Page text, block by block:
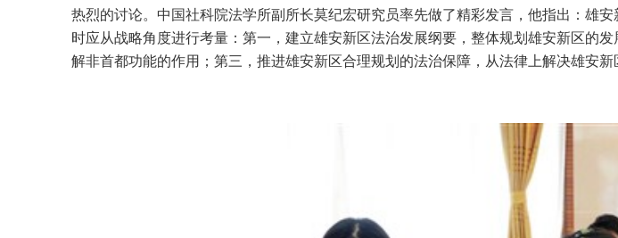
热烈的讨论。中国社科院法学所副所长莫纪宏研究员率先做了精彩发言，他指出：雄
时应从战略角度进行考量：第一，建立雄安新区法治发展纲要，整体规划雄安新区的
解非首都功能的作用；第三，推进雄安新区合理规划的法治保障，从法律上解决雄安新